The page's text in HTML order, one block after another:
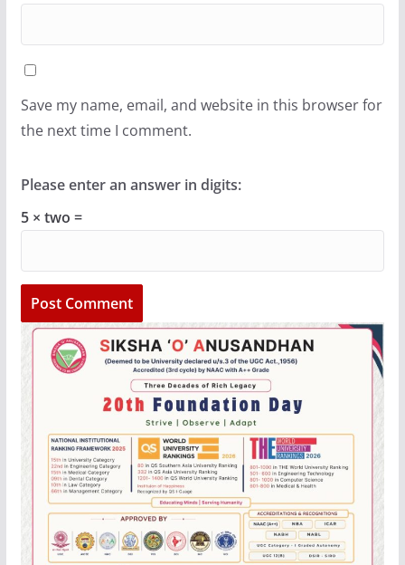
Save my name, email, and website in this browser for
the next time I comment.
Please enter an answer in digits:
5 × two =